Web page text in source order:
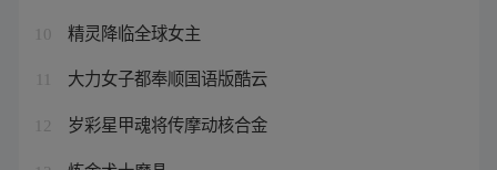
10 精灵降临全球女主
大力女子都奉顺国语版酷云
12 岁彩星甲魂将传摩动核合金